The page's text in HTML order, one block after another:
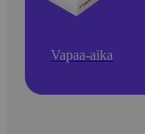
Vapaa-aika